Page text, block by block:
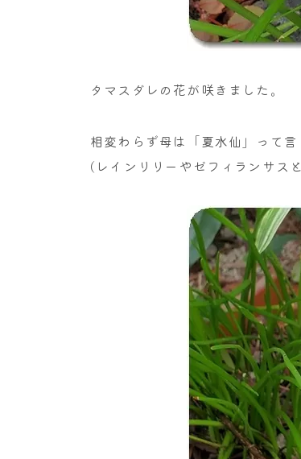
タマスダレの花が咲きました。
相変わらず母は「夏水仙」って
(レインリリーやゼフィランサス